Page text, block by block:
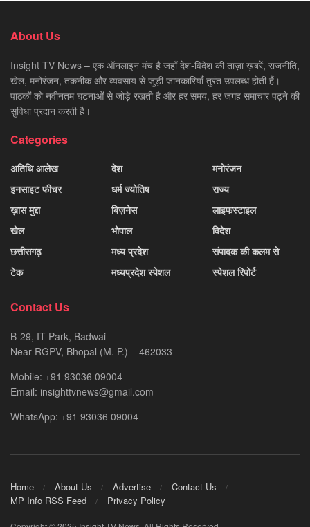
About Us
Insight TV News – एक ऑनलाइन मंच है जहाँ देश-विदेश की ताज़ा ख़बरें, राजनीति,
खेल, मनोरंजन, तकनीक और व्यवसाय से जुड़ी जानकारियाँ तुरंत उपलब्ध होती हैं।
पाठकों को नवीनतम घटनाओं से जोड़े रखती है और हर समय, हर जगह समाचार पढ़ने की
सुविधा प्रदान करती है।
Categories
अतिथि आलेख
इनसाइट फीचर
ख़ास मुद्दा
खेल
छत्तीसगढ़
टेक
देश
धर्म ज्योतिष
बिज़नेस
भोपाल
मध्य प्रदेश
मध्यप्रदेश स्पेशल
मनोरंजन
राज्य
लाइफस्टाइल
विदेश
संपादक की कलम से
स्पेशल रिपोर्ट
Contact Us
B-29, IT Park, Badwai
Near RGPV, Bhopal (M. P.) – 462033
Mobile: +91 93036 09004
Email: insighttvnews@gmail.com
WhatsApp: +91 93036 09004
Home About Us Advertise
Contact Us
MP Info RSS Feed
Privacy Policy